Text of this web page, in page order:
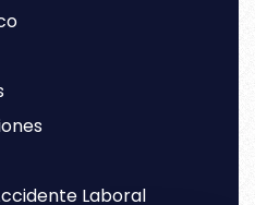
Laboral